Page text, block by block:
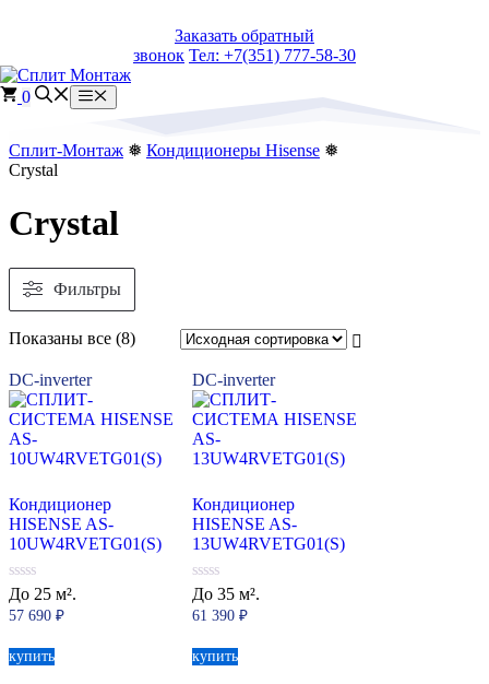
Заказать обратный
звонок Тел: +7(351) 777-58-30
0 Меню
Сплит-Монтаж ❅ Кондиционеры Hisense ❅
Crystal
Crystal
Фильтры
Показаны все (8)Сортировка:
недавние
DC-inverter
Кондиционер
HISENSE AS-
10UW4RVETG01(S)
0
из
5
До 25 м².
57 690 ₽
купить
DC-inverter
Кондиционер
HISENSE AS-
13UW4RVETG01(S)
0
из
5
До 35 м².
61 390₽
купить